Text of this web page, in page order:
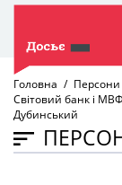
Головна
Персони
Світовий банк і
Дубинський